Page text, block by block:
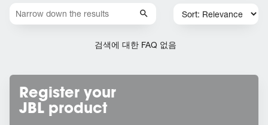
검색에 대한 FAQ 없음
Register your
JBL product